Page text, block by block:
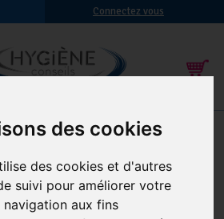
des cookies
des cookies et d'autres
suivi pour améliorer votre
navigation aux fins
Connectez vous
-Savon mains
4L –
professionnel pour
d’atelier